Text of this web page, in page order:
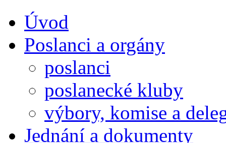
Úvod
Poslanci a orgány
poslanci
poslanecké kluby
výbory, komise a
Jednání a dokumenty